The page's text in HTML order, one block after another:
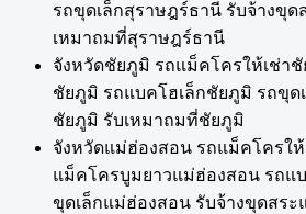
รถขุดเล็กสุราษฎร์ธานี รับจ้างขุด
เหมาถมที่สุราษฎร์ธานี
จังหวัดชัยภูมิ รถแม็คโครให้เช่า
ชัยภูมิ รถแบคโฮเล็กชัยภูมิ รถขุด
ชัยภูมิ รับเหมาถมที่ชัยภูมิ
จังหวัดแม่ฮ่องสอน รถแม็คโครใ
แม็คโครบูมยาวแม่ฮ่องสอน รถแ
ขุดเล็กแม่ฮ่องสอน รับจ้างขุดสระ